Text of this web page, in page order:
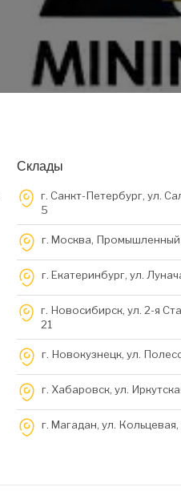
Склады
г. Санкт-Петербург, ул.
5
г. Москва, Промышленный
г. Екатеринбург, ул.
г. Новосибирск, ул. 2-я
21
г. Новокузнецк, ул.
г. Хабаровск, ул.
г. Магадан, ул. Кольцевая,